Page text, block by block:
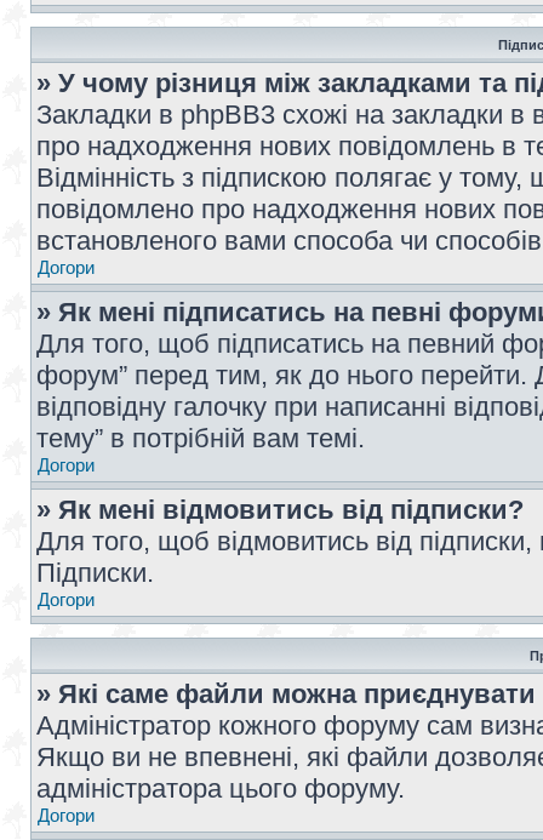
» У чому різниця між закладками та
Закладки в phpBB3 схожі на закладки
про надходження нових повідомлень в
Відмінність з підпискою полягає у
повідомлено про надходження нових
встановленого вами способа чи
Догори
» Як мені підписатись на певні
Для того, щоб підписатись на певний
форум” перед тим, як до нього перейти.
відповідну галочку при написанні
тему” в потрібній вам темі.
Догори
» Як мені відмовитись від підписки?
Для того, щоб відмовитись від
Підписки.
Догори
» Які саме файли можна
Адміністратор кожного форуму сам
Якщо ви не впевнені, які файли
адміністратора цього форуму.
Догори